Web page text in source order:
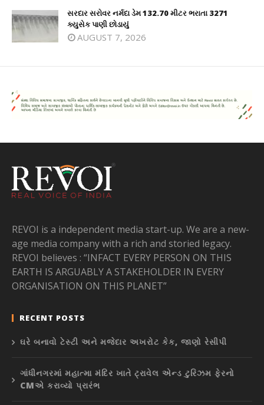
સરદાર સરોવર નર્મદા ડેમ 132.70 મીટર ભરાતા 3271
ક્યુસેક પાણી છોડાયું
AUGUST 7, 2026
REVOI is a independent media start-up. We are a new-
age media company with a rich and storied legacy.
REVOI believes : “INFACT EVERY PERSON ON THIS
EARTH IS ARGUABLY A STAKEHOLDER IN EVERY
ORGANISATION ON THIS PLANET”
RECENT POSTS
ઘરે બનાવો ટેસ્ટી અને મજેદાર અખરોટ કેક, જાણો રેસીપી
ગાંધીનગરમાં મહાત્મા મંદિર ખાતે ટ્રાવેલ એન્ડ ટુરિઝમ ફેરનો
CMએ કરાવ્યો પ્રારંભ